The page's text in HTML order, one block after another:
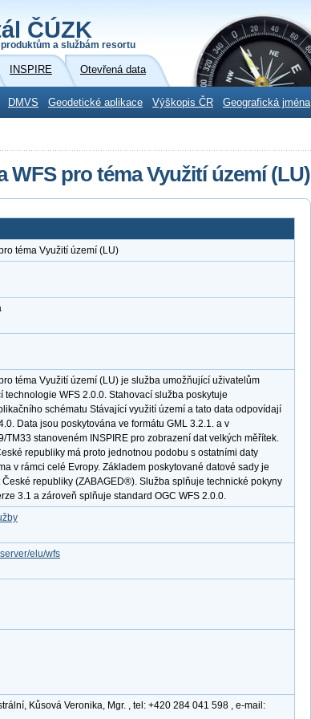
ČÚZK
a službám resortu
INSPIRE Otevřená data
DMVS Geodetické aplikace Výškopis ČR Geografická jména
WFS pro téma Využití území (LU)
téma Využití území (LU)
téma Využití území (LU) je služba umožňující uživatelům
WFS 2.0.0. Stahovací služba poskytuje
schématu Stávající využití území a tato data odpovídají
Data jsou poskytována ve formátu GML 3.2.1. a v
TM33 stanoveném INSPIRE pro zobrazení dat velkých měřítek.
republiky má proto jednotnou podobu s ostatními daty
v rámci celé Evropy. Základem poskytované datové sady je
republiky (ZABAGED®). Služba splňuje technické pokyny
3.1 a zároveň splňuje standard OGC WFS 2.0.0.
elu/wfs
Kůsová Veronika, Mgr. , tel: +420 284 041 598 , e-mail: